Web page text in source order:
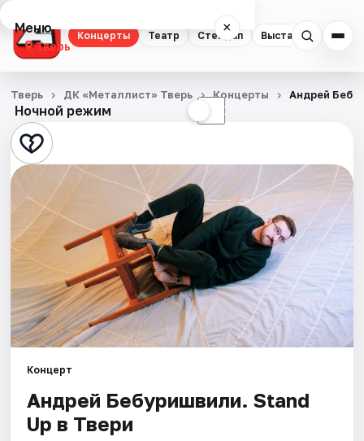
Концерты Театр Стендап Выставки
Меню ×
Тверь
Концерты
Театр
Стендап
Выставки
Квесты
Экскурсии
Спорт
События
Города
Ночной режим ☾
Тверь ДК «Металлист» Тверь Концерты Андрей
Концерт
Андрей Бебуришвили. Stand
Up в Твери